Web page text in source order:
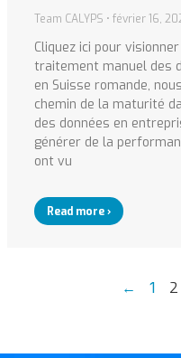
Team CALYPS février 16,
Cliquez ici pour
traitement manuel des
en Suisse romande,
chemin de la maturité
des données en
générer de la
ont vu
Read more ›
← 1 2